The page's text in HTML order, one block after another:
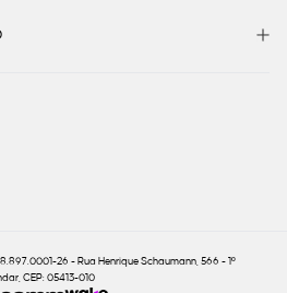
26 - Rua Henrique Schaumann, 566 - 1º
CEP: 05413-010